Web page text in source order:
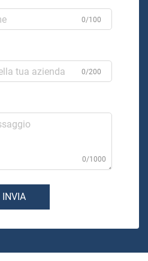
0/100
0/200
0/1000
INVIA